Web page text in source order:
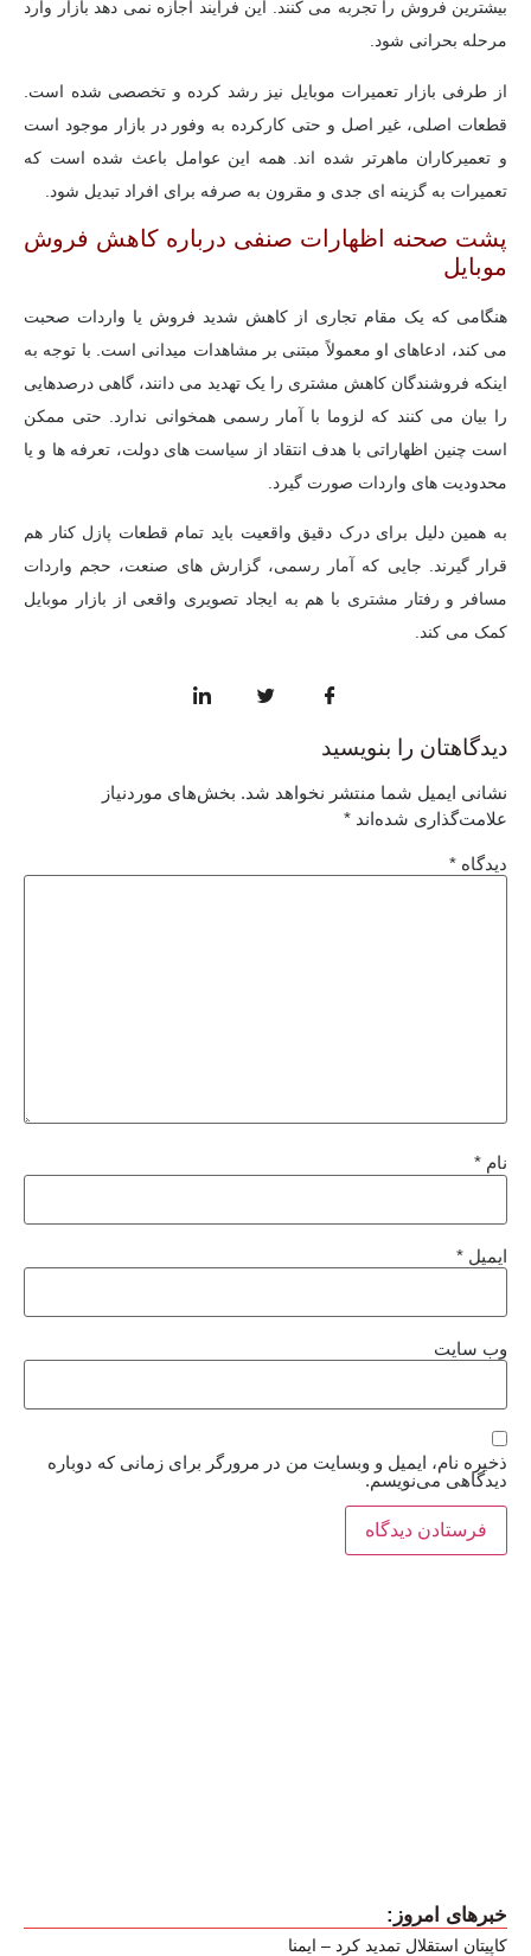
بیشترین فروش را تجربه می کنند. این فرآیند اجازه نمی دهد بازار وارد
مرحله بحرانی شود.
از طرفی بازار تعمیرات موبایل نیز رشد کرده و تخصصی شده است.
قطعات اصلی، غیر اصل و حتی کارکرده به وفور در بازار موجود است
و تعمیرکاران ماهرتر شده اند. همه این عوامل باعث شده است که
تعمیرات به گزینه ای جدی و مقرون به صرفه برای افراد تبدیل شود.
پشت صحنه اظهارات صنفی درباره کاهش فروش
موبایل
هنگامی که یک مقام تجاری از کاهش شدید فروش یا واردات صحبت
می کند، ادعاهای او معمولاً مبتنی بر مشاهدات میدانی است. با توجه به
اینکه فروشندگان کاهش مشتری را یک تهدید می دانند، گاهی درصدهایی
را بیان می کنند که لزوما با آمار رسمی همخوانی ندارد. حتی ممکن
است چنین اظهاراتی با هدف انتقاد از سیاست های دولت، تعرفه ها و یا
محدودیت های واردات صورت گیرد.
به همین دلیل برای درک دقیق واقعیت باید تمام قطعات پازل کنار هم
قرار گیرند. جایی که آمار رسمی، گزارش های صنعت، حجم واردات
مسافر و رفتار مشتری با هم به ایجاد تصویری واقعی از بازار موبایل
کمک می کند.
دیدگاهتان را بنویسید
نشانی ایمیل شما منتشر نخواهد شد. بخش‌های موردنیاز
علامت‌گذاری شده‌اند *
دیدگاه *
نام *
ایمیل *
وب‌ سایت
ذخیره نام، ایمیل و وبسایت من در مرورگر برای زمانی که دوباره
دیدگاهی می‌نویسم.
خبرهای امروز:
کاپیتان استقلال تمدید کرد – ایمنا